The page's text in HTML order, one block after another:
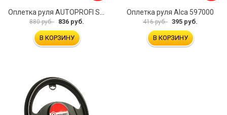
880 руб. 836 руб.
В КОРЗИНУ
Оплетка руля Alca 597000
416 руб. 395 руб.
В КОРЗИНУ